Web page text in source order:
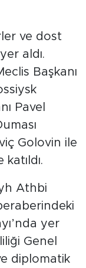
ve dost
aldı.
Başkanı
Pavel
Golovin ile
Athbi
yer
Genel
diplomatik